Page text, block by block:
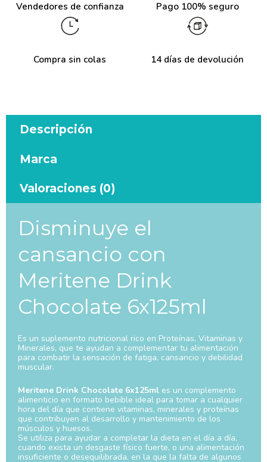
Vendedores de confianza Pago 100% seguro
Compra sin colas 14 días de devolución
Descripción
Marca
Valoraciones (0)
Disminuye el
cansancio con
Meritene Drink
Chocolate 6x125ml
Es un suplemento nutricional rico en Proteínas, Vitaminas y
Minerales, que te ayudan a complementar tu alimentación
para combatir la sensación de fatiga, cansancio y debilidad
muscular.
Meritene Drink Chocolate 6x125ml es un complemento
alimenticio en formato bebible ideal para tomar a cualquier
hora del día que contiene vitaminas, minerales y proteínas
que contribuyen al desarrollo y mantenimiento de los
músculos y huesos.
Se utiliza para ayudar a completar la dieta en el día a día,
cuando exista un desgaste físico fuerte, o una alimentación
insuficiente o desequilibrada, en la que la falta de algunos